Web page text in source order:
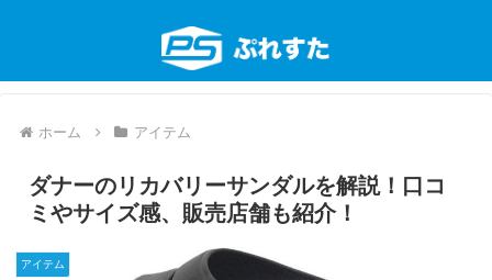
ホーム アイテム
ダナーのリカバリーサンダルを解説！口コ
ミやサイズ感、販売店舗も紹介！
アイテム